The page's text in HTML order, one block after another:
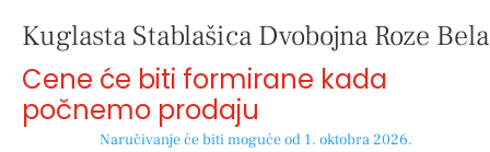
Kuglasta Stablašica Dvobojna Roze Bela
Cene će biti formirane kada
počnemo prodaju
Naručivanje će biti moguće od 1. oktobra 2026.